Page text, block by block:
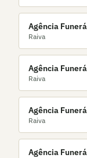
Agência
Raiva
Agência
Raiva
Agência
Raiva
Agência